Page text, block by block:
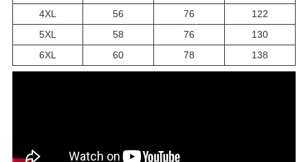
4XL
56 76
122
5XL
58 76
130
6XL
60 78 138